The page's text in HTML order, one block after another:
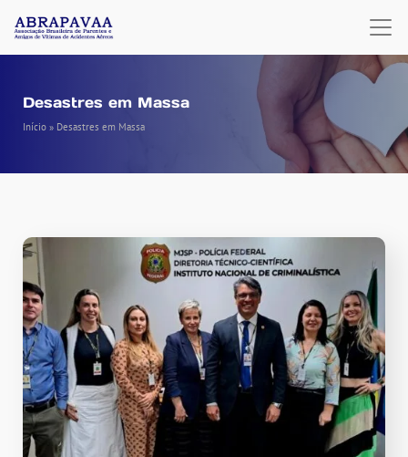
Desastres em Massa
Início » Desastres em Massa